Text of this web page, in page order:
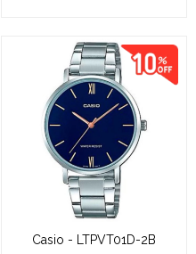
Casio - LTPVT01D-2B